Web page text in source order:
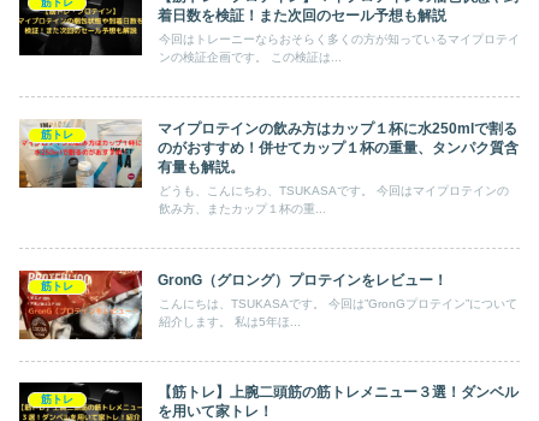
着日数を検証！また次回のセール予想も解説
今回はトレーニーならおそらく多くの方が知っているマイプロテイ
ンの検証企画です。 この検証は...
筋トレ
マイプロテインの飲み方はカップ１杯に水250mlで割る
のがおすすめ！併せてカップ１杯の重量、タンパク質含
有量も解説。
どうも、こんにちわ、TSUKASAです。 今回はマイプロテインの
飲み方、またカップ１杯の重...
筋トレ GronG（グロング）プロテインをレビュー！
こんにちは、TSUKASAです。 今回は”GronGプロテイン”について
紹介します。 私は5年ほ...
筋トレ
【筋トレ】上腕二頭筋の筋トレメニュー３選！ダンベル
を用いて家トレ！